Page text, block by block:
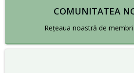
COMUNITATEA
Rețeaua noastră de